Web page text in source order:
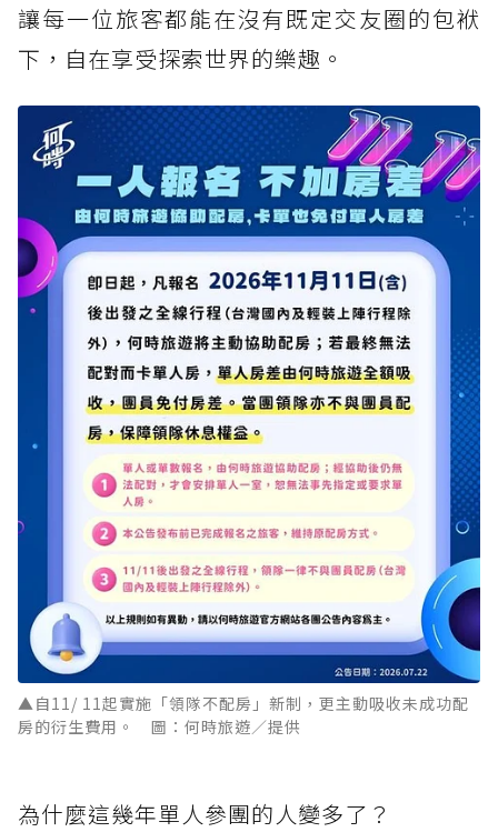
讓每一位旅客都能在沒有既定交友圈的包袱
下，自在享受探索世界的樂趣。
▲自11/ 11起實施「領隊不配房」新制，更主動吸收未成功配
房的衍生費用。 圖：何時旅遊／提供
為什麼這幾年單人參團的人變多了？